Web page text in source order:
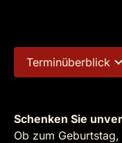
Terminüberblick
Schenken Sie
Ob zum